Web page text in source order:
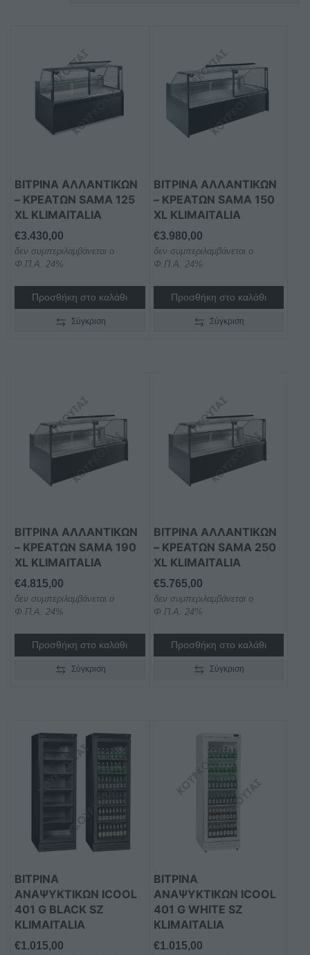
ΒΙΤΡΙΝΑ ΑΛΛΑΝΤΙΚΩΝ
– ΚΡΕΑΤΩΝ SAMA 125
XL KLIMAITALIA
€3.430,00
δεν συμπεριλαμβάνεται ο
Φ.Π.Α. 24%
Προσθήκη στο καλάθι
Σύγκριση
ΒΙΤΡΙΝΑ ΑΛΛΑΝΤΙΚΩΝ
– ΚΡΕΑΤΩΝ SAMA 150
XL KLIMAITALIA
€3.980,00
δεν συμπεριλαμβάνεται ο
Φ.Π.Α. 24%
Προσθήκη στο καλάθι
Σύγκριση
ΒΙΤΡΙΝΑ ΑΛΛΑΝΤΙΚΩΝ
– ΚΡΕΑΤΩΝ SAMA 190
XL KLIMAITALIA
€4.815,00
δεν συμπεριλαμβάνεται ο
Φ.Π.Α. 24%
Προσθήκη στο καλάθι
Σύγκριση
ΒΙΤΡΙΝΑ ΑΛΛΑΝΤΙΚΩΝ
– ΚΡΕΑΤΩΝ SAMA 250
XL KLIMAITALIA
€5.765,00
δεν συμπεριλαμβάνεται ο
Φ.Π.Α. 24%
Προσθήκη στο καλάθι
Σύγκριση
ΒΙΤΡΙΝΑ
ΑΝΑΨΥΚΤΙΚΩΝ ICOOL
401 G BLACK SZ
KLIMAITALIA
€1.015,00
ΒΙΤΡΙΝΑ
ΑΝΑΨΥΚΤΙΚΩΝ ICOOL
401 G WHITE SZ
KLIMAITALIA
€1.015,00